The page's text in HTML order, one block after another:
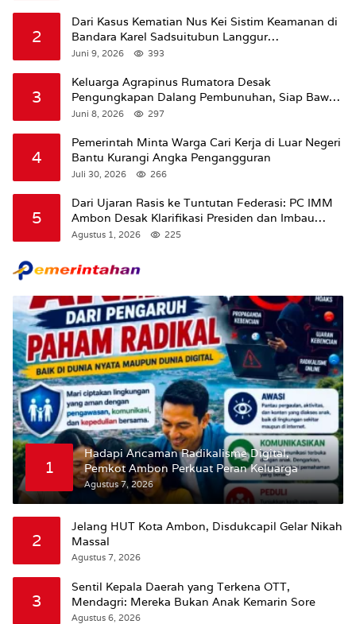
2
Dari Kasus Kematian Nus Kei Sistim Keamanan di
Bandara Karel Sadsuitubun Langgur
Dipertanyakan
Juni 9, 2026 393
3
Keluarga Agrapinus Rumatora Desak
Pengungkapan Dalang Pembunuhan, Siap Bawa
Kasus ke Komisi III DPR RI
Juni 8, 2026 297
4
Pemerintah Minta Warga Cari Kerja di Luar Negeri
Bantu Kurangi Angka Pengangguran
Juli 30, 2026 266
5
Dari Ujaran Rasis ke Tuntutan Federasi: PC IMM
Ambon Desak Klarifikasi Presiden dan Imbau
Tunda Pengibaran Bendera Merah Putih Di
Agustus 1, 2026 225
1
Hadapi Ancaman Radikalisme Digital,
Pemkot Ambon Perkuat Peran Keluarga
Agustus 7, 2026
2
Jelang HUT Kota Ambon, Disdukcapil Gelar Nikah
Massal
Agustus 7, 2026
3
Sentil Kepala Daerah yang Terkena OTT,
Mendagri: Mereka Bukan Anak Kemarin Sore
Agustus 6, 2026